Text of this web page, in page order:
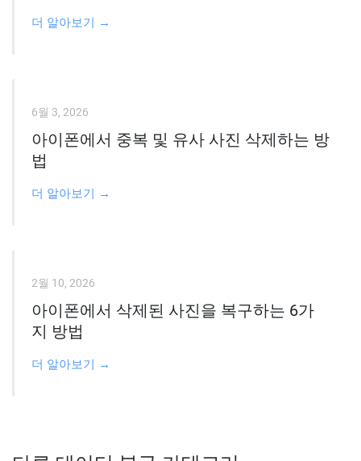
더 알아보기 →
6월 3, 2026
아이폰에서 중복 및 유사 사진 삭제하는 방
법
더 알아보기 →
2월 10, 2026
아이폰에서 삭제된 사진을 복구하는 6가
지 방법
더 알아보기 →